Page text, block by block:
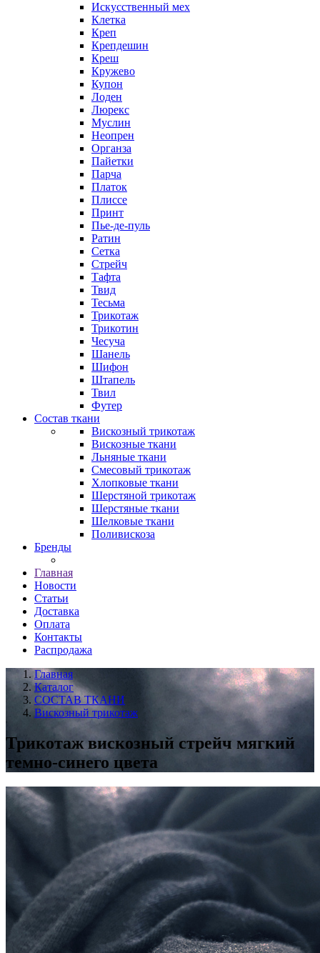
Искусственный мех
Клетка
Креп
Крепдешин
Креш
Кружево
Купон
Лоден
Люрекс
Муслин
Неопрен
Органза
Пайетки
Парча
Платок
Плиссе
Принт
Пье-де-пуль
Ратин
Сетка
Стрейч
Тафта
Твид
Тесьма
Трикотаж
Трикотин
Чесуча
Шанель
Шифон
Штапель
Твил
Футер
Состав ткани
Вискозный трикотаж
Вискозные ткани
Льняные ткани
Смесовый трикотаж
Хлопковые ткани
Шерстяной трикотаж
Шерстяные ткани
Шелковые ткани
Поливискоза
Бренды
Главная
Новости
Статьи
Доставка
Оплата
Контакты
Распродажа
Главная
Каталог
СОСТАВ ТКАНИ
Вискозный трикотаж
Трикотаж вискозный стрейч мягкий
темно-синего цвета